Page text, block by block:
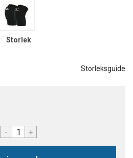
Storlek
Storleksguide
- +